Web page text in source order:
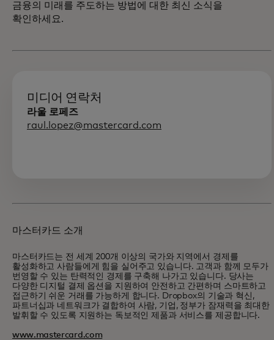
금융의 미래를 주도하는 방법에 대한 최신 소식을
확인하세요.
미디어 연락처
라울 로페즈
raul.lopez@mastercard.com
마스터카드 소개
마스터카드는 전 세계 200개 이상의 국가와 지역에서 경제를
활성화하고 사람들에게 힘을 실어주고 있습니다. 고객과 함께 모두가
번영할 수 있는 탄력적인 경제를 구축해 나가고 있습니다. 당사는
다양한 디지털 결제 옵션을 지원하여 안전하고 간편하며 스마트하고
접근하기 쉬운 거래를 가능하게 합니다. Dropbox의 기술과 혁신,
파트너십과 네트워크가 결합하여 사람, 기업, 정부가 잠재력을 최대한
발휘할 수 있도록 지원하는 독보적인 제품과 서비스를 제공합니다.
www.mastercard.com